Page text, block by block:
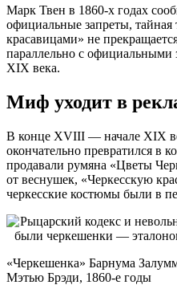
Марк Твен в 1860-х годах
официальные запреты, тайная
красавицами» не
параллельно с
XIX века.
Миф уходит в
В конце XVIII — начале XIX
окончательно превратился в
продавали румяна «Цветы
от веснушек, «Черкесскую
черкесские костюмы были в
«Черкешенка» Барнума
Мэтью Брэди, 1860-е годы